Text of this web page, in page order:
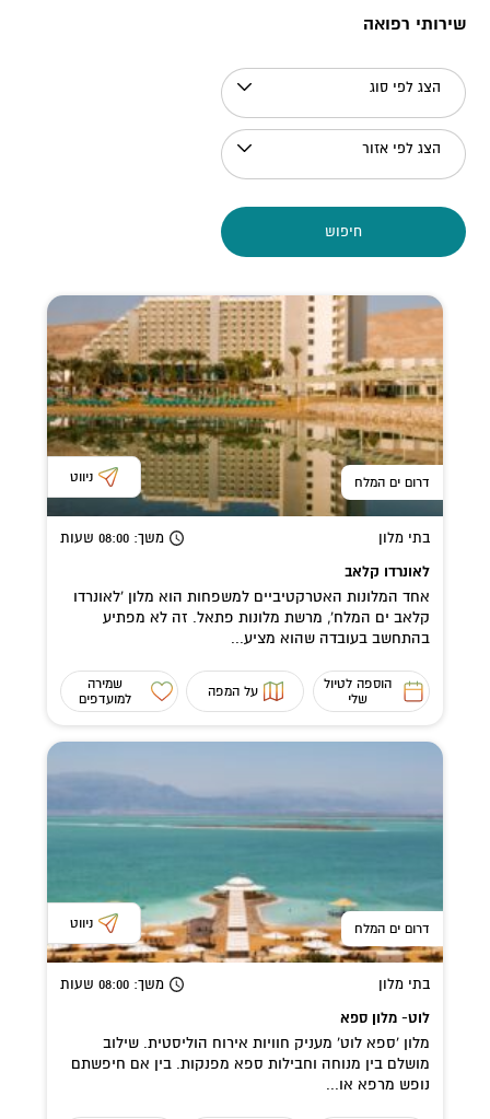
שירותי רפואה
הצג לפי סוג
הצג לפי אזור
חיפוש
דרום ים המלח ניווט
בתי מלון משך: 08:00 שעות
לאונרדו קלאב
אחד המלונות האטרקטיביים למשפחות הוא מלון 'לאונרדו
קלאב ים המלח', מרשת מלונות פתאל. זה לא מפתיע
בהתחשב בעובדה שהוא מציע...
הוספה לטיול
שלי
על המפה
שמירה
למועדפים
דרום ים המלח ניווט
בתי מלון משך: 08:00 שעות
לוט- מלון ספא
מלון 'ספא לוט' מעניק חוויות אירוח הוליסטית. שילוב
מושלם בין מנוחה וחבילות ספא מפנקות. בין אם חיפשתם
נופש מרפא או...